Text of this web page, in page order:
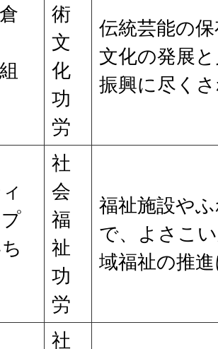
術
文
化
功
労
伝統芸能の
文化の発展
振興に尽く
社
会
福
祉
功
労
福祉施設や
で、よさこ
域福祉の推
社